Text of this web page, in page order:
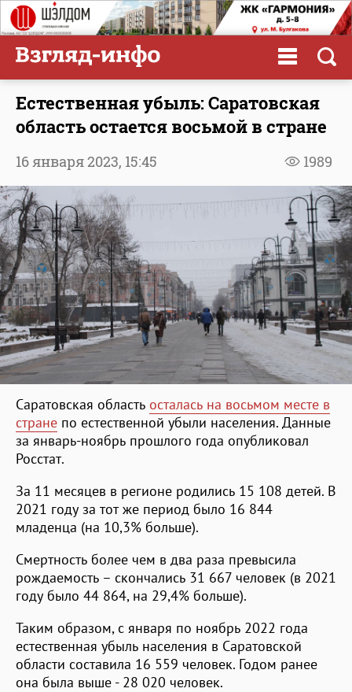
Естественная убыль: Саратовская
область остается восьмой в стране
1989
16 января 2023, 15:45
Саратовская область осталась на восьмом месте в
стране по естественной убыли населения. Данные
за январь-ноябрь прошлого года опубликовал
Росстат.
За 11 месяцев в регионе родились 15 108 детей. В
2021 году за тот же период было 16 844
младенца (на 10,3% больше).
Смертность более чем в два раза превысила
рождаемость – скончались 31 667 человек (в 2021
году было 44 864, на 29,4% больше).
Таким образом, с января по ноябрь 2022 года
естественная убыль населения в Саратовской
области составила 16 559 человек. Годом ранее
она была выше - 28 020 человек.